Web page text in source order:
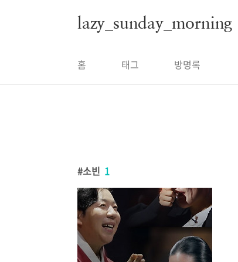
lazy_sunday_morning
홈 태그 방명록
소빈 1